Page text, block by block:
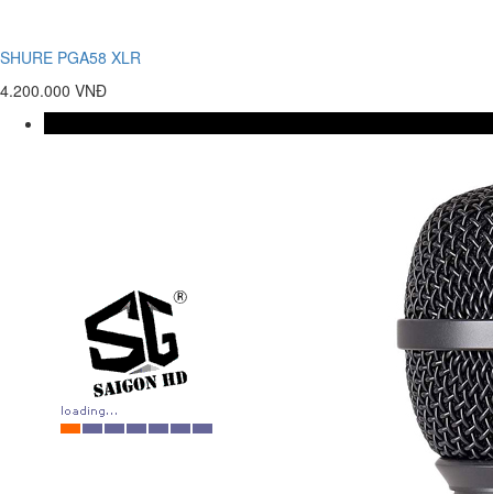
SHURE PGA58 XLR
4.200.000 VNĐ